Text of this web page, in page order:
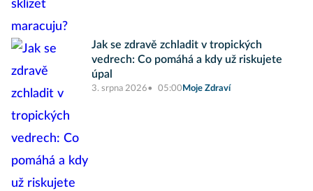
Jak se zdravě zchladit v tropických
vedrech: Co pomáhá a kdy už riskujete
úpal
3. srpna 2026 05:00 Moje Zdraví